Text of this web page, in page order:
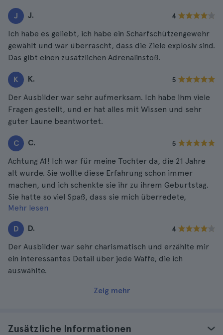
J J. 4
Ich habe es geliebt, ich habe ein Scharfschützengewehr
gewählt und war überrascht, dass die Ziele explosiv sind.
Das gibt einen zusätzlichen Adrenalinstoß.
K K. 5
Der Ausbilder war sehr aufmerksam. Ich habe ihm viele
Fragen gestellt, und er hat alles mit Wissen und sehr
guter Laune beantwortet.
C C. 5
Achtung A1! Ich war für meine Tochter da, die 21 Jahre
alt wurde. Sie wollte diese Erfahrung schon immer
machen, und ich schenkte sie ihr zu ihrem Geburtstag.
Sie hatte so viel Spaß, dass sie mich überredete,
mitzumachen, und es machte mir sehr viel Spaß.
Mehr lesen
D D. 4
Der Ausbilder war sehr charismatisch und erzählte mir
ein interessantes Detail über jede Waffe, die ich
auswählte.
Zeig mehr
Zusätzliche Informationen